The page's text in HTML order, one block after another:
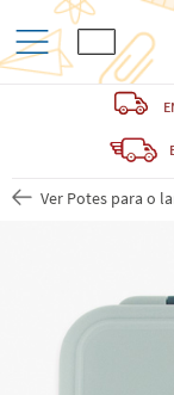
Ver Potes para o